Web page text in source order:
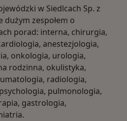
w Siedlcach Sp. z
dużym zespołem o
porad: interna, chirurgia,
anestezjologia,
onkologia, urologia,
rodzinna, okulistyka,
radiologia,
pulmonologia,
gastrologia,